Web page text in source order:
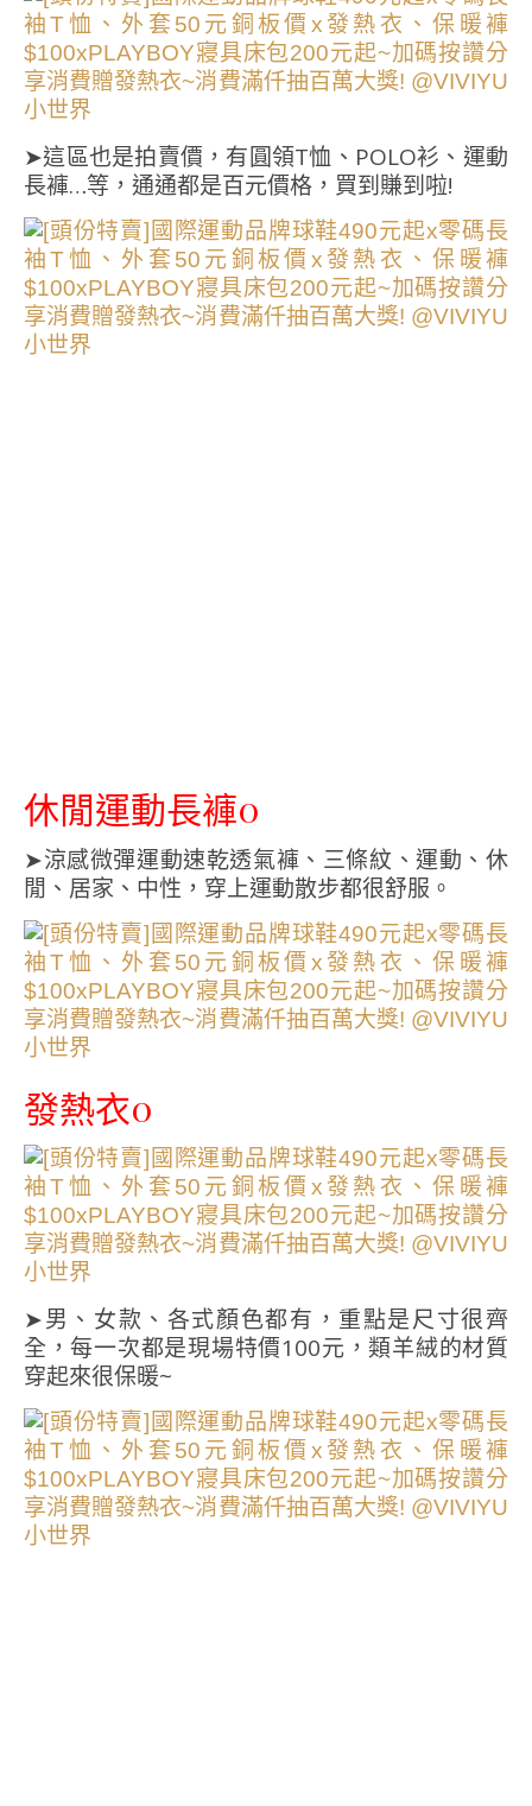
➤這區也是拍賣價，有圓領T恤、POLO衫、運動
長褲…等，通通都是百元價格，買到賺到啦!
休閒運動長褲0
➤涼感微彈運動速乾透氣褲、三條紋、運動、休
閒、居家、中性，穿上運動散步都很舒服。
發熱衣0
➤男、女款、各式顏色都有，重點是尺寸很齊
全，每一次都是現場特價100元，類羊絨的材質
穿起來很保暖~